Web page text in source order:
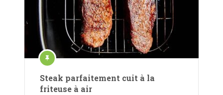
Steak parfaitement cuit à la
friteuse à air